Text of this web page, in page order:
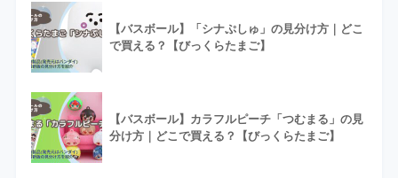
【バスボール】「シナぷしゅ」の見分け方｜どこ
で買える？【びっくらたまご】
【バスボール】カラフルピーチ「つむまる」の見
分け方｜どこで買える？【びっくらたまご】